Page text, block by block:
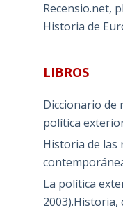
Recensio.net,
Historia de
LIBROS
Diccionario de
política
Historia de las
La política
2003).Historia,